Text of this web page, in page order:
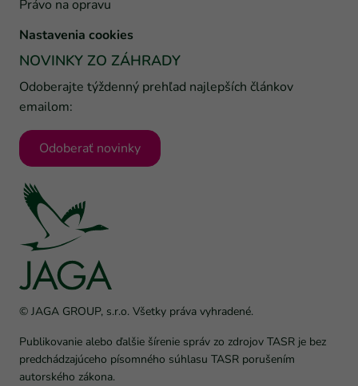
© JAGA GROUP, s.r.o. Všetky práva vyhradené.
Publikovanie alebo ďalšie šírenie správ zo zdrojov TASR je bez
predchádzajúceho písomného súhlasu TASR porušením
autorského zákona.
Právo na opravu
Nastavenia cookies
NOVINKY ZO ZÁHRADY
Odoberajte týždenný prehľad najlepších článkov
emailom:
Odoberať novinky